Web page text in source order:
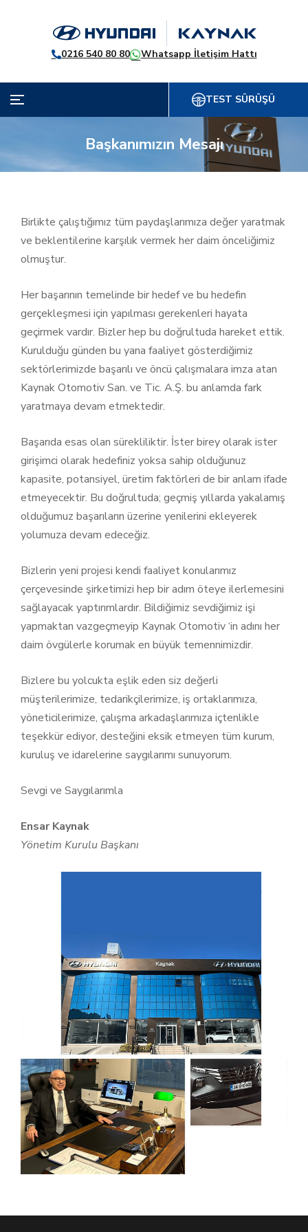
0216 540 80 80 Whatsapp İletişim Hattı
TEST SÜRÜŞÜ
Başkanımızın Mesajı
Birlikte çalıştığımız tüm paydaşlarımıza değer yaratmak
ve beklentilerine karşılık vermek her daim önceliğimiz
olmuştur.
Her başarının temelinde bir hedef ve bu hedefin
gerçekleşmesi için yapılması gerekenleri hayata
geçirmek vardır. Bizler hep bu doğrultuda hareket ettik.
Kurulduğu günden bu yana faaliyet gösterdiğimiz
sektörlerimizde başarılı ve öncü çalışmalara imza atan
Kaynak Otomotiv San. ve Tic. A.Ş. bu anlamda fark
yaratmaya devam etmektedir.
Başarıda esas olan sürekliliktir. İster birey olarak ister
girişimci olarak hedefiniz yoksa sahip olduğunuz
kapasite, potansiyel, üretim faktörleri de bir anlam ifade
etmeyecektir. Bu doğrultuda; geçmiş yıllarda yakalamış
olduğumuz başarıların üzerine yenilerini ekleyerek
yolumuza devam edeceğiz.
Bizlerin yeni projesi kendi faaliyet konularımız
çerçevesinde şirketimizi hep bir adım öteye ilerlemesini
sağlayacak yaptırımlardır. Bildiğimiz sevdiğimiz işi
yapmaktan vazgeçmeyip Kaynak Otomotiv ‘in adını her
daim övgülerle korumak en büyük temennimizdir.
Bizlere bu yolcukta eşlik eden siz değerli
müşterilerimize, tedarikçilerimize, iş ortaklarımıza,
yöneticilerimize, çalışma arkadaşlarımıza içtenlikle
teşekkür ediyor, desteğini eksik etmeyen tüm kurum,
kuruluş ve idarelerine saygılarımı sunuyorum.
Sevgi ve Saygılarımla
Ensar Kaynak
Yönetim Kurulu Başkanı